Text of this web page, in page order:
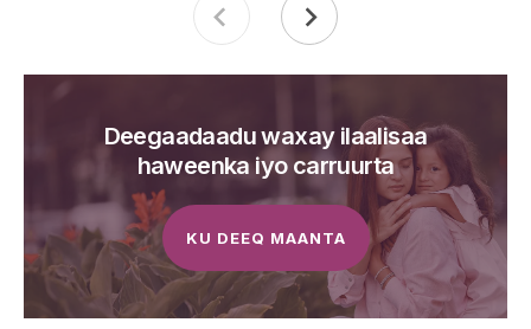
Deegaadaadu waxay ilaalisaa
haweenka iyo carruurta
KU DEEQ MAANTA